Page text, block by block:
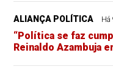
ALIANÇA POLÍTICA Há
“Política se faz
Reinaldo Azambuja